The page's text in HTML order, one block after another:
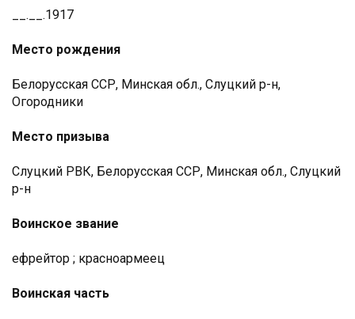
__.__.1917
Место рождения
Белорусская ССР, Минская обл., Слуцкий р-н,
Огородники
Место призыва
Слуцкий РВК, Белорусская ССР, Минская обл., Слуцкий
р-н
Воинское звание
ефрейтор ; красноармеец
Воинская часть